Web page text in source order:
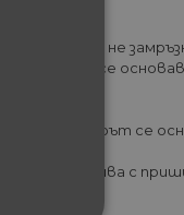
дебел за да не
се
Изборът се
Има и такива с